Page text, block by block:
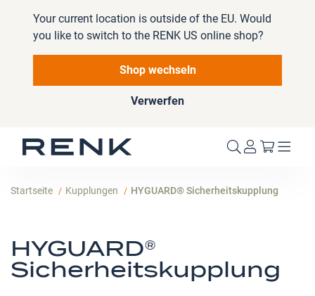
Your current location is outside of the EU. Would
you like to switch to the RENK US online shop?
Shop wechseln
Verwerfen
Mein
Startseite Kupplungen HYGUARD® Sicherheitskupplung
HYGUARD®
Sicherheitskupplung